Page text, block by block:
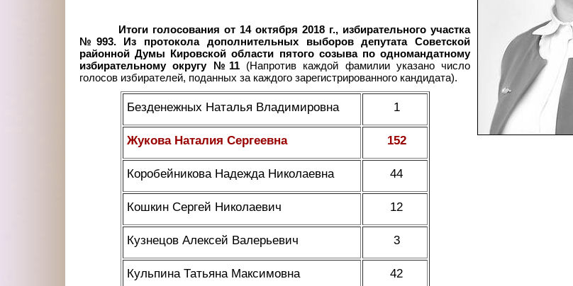
Итоги голосования от 14 октября 2018 г., избирательного участка
№993. Из протокола дополнительных выборов депутата Советской
районной Думы Кировской области пятого созыва по одномандатному
избирательному округу №11(Напротив каждой фамилии указано число
голосов избирателей, поданных за каждого зарегистрированного кандидата).
Безденежных Наталья Владимировна 1
Жукова Наталия Сергеевна 152
Коробейникова Надежда Николаевна 44
Кошкин Сергей Николаевич 12
Кузнецов Алексей Валерьевич 3
Кульпина Татьяна Максимовна 42